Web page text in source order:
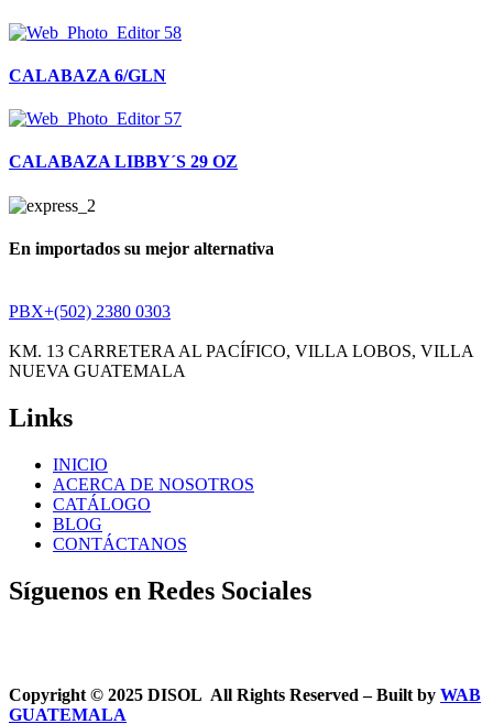
CALABAZA 6/GLN
CALABAZA LIBBY´S 29 OZ
En importados su mejor alternativa
PBX+(502) 2380 0303
KM. 13 CARRETERA AL PACÍFICO, VILLA LOBOS, VILLA
NUEVA GUATEMALA
Links
INICIO
ACERCA DE NOSOTROS
CATÁLOGO
BLOG
CONTÁCTANOS
Síguenos en Redes Sociales
Copyright © 2025 DISOL All Rights Reserved – Built by WAB
GUATEMALA